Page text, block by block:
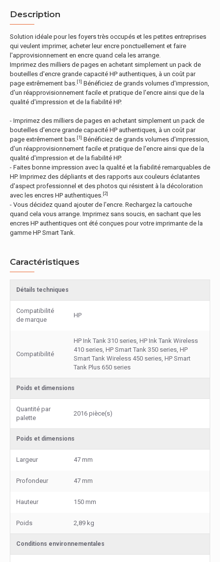
Description
Solution idéale pour les foyers très occupés et les petites entreprises
qui veulent imprimer, acheter leur encre ponctuellement et faire
l'approvisionnement en encre quand cela les arrange.
Imprimez des milliers de pages en achetant simplement un pack de
bouteilles d'encre grande capacité HP authentiques, à un coût par
page extrêmement bas.[1] Bénéficiez de grands volumes d'impression,
d'un réapprovisionnement facile et pratique de l'encre ainsi que de la
qualité d'impression et de la fiabilité HP.
- Imprimez des milliers de pages en achetant simplement un pack de
bouteilles d'encre grande capacité HP authentiques, à un coût par
page extrêmement bas.[1] Bénéficiez de grands volumes d'impression,
d'un réapprovisionnement facile et pratique de l'encre ainsi que de la
qualité d'impression et de la fiabilité HP.
- Faites bonne impression avec la qualité et la fiabilité remarquables de
HP. Imprimez des dépliants et des rapports aux couleurs éclatantes
d'aspect professionnel et des photos qui résistent à la décoloration
avec les encres HP authentiques.[2]
- Vous décidez quand ajouter de l'encre. Rechargez la cartouche
quand cela vous arrange. Imprimez sans soucis, en sachant que les
encres HP authentiques ont été conçues pour votre imprimante de la
gamme HP Smart Tank.
Caractéristiques
Détails techniques
Compatibilité
de marque
HP
Compatibilité
HP Ink Tank 310 series, HP Ink Tank Wireless
410 series, HP Smart Tank 350 series, HP
Smart Tank Wireless 450 series, HP Smart
Tank Plus 650 series
Poids et dimensions
Quantité par
palette
2016 pièce(s)
Poids et dimensions
Largeur 47 mm
Profondeur 47 mm
Hauteur 150 mm
Poids 2,89 kg
Conditions environnementales